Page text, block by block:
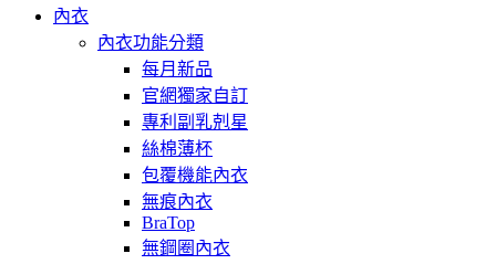
內衣
內衣功能分類
每月新品
官網獨家自訂
專利副乳剋星
絲棉薄杯
包覆機能內衣
無痕內衣
BraTop
無鋼圈內衣